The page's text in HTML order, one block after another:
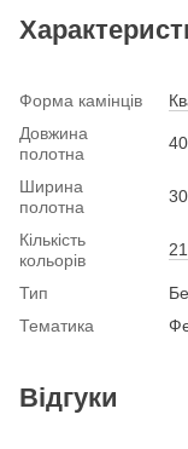
Форма камінців
Довжина
полотна
Ширина
полотна
Кількість
кольорів
21
Тип
Тематика
Відгуки